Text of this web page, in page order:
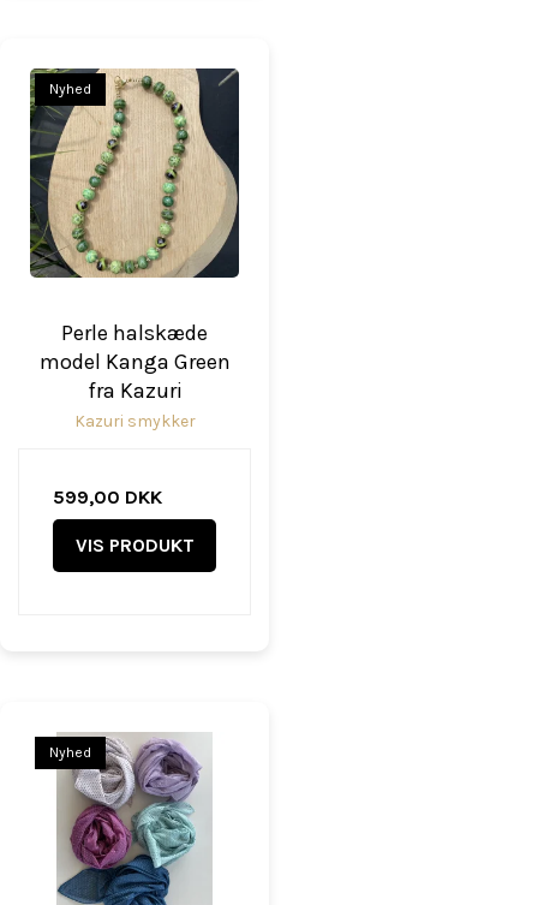
Nyhed
Perle halskæde
model Kanga Green
fra Kazuri
Kazuri smykker
599,00 DKK
VIS PRODUKT
Nyhed